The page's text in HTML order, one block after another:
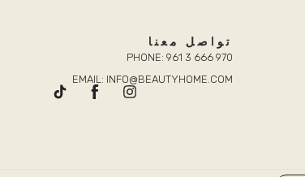
تواصل معنا
PHONE: 961 3 666 970
EMAIL: INFO@BEAUTYHOME.COM